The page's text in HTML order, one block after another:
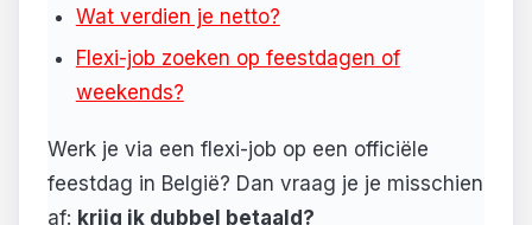
Wat verdien je netto?
Flexi-job zoeken op feestdagen of
weekends?
Werk je via een flexi-job op een officiële
feestdag in België? Dan vraag je je misschien
af: krijg ik dubbel betaald?